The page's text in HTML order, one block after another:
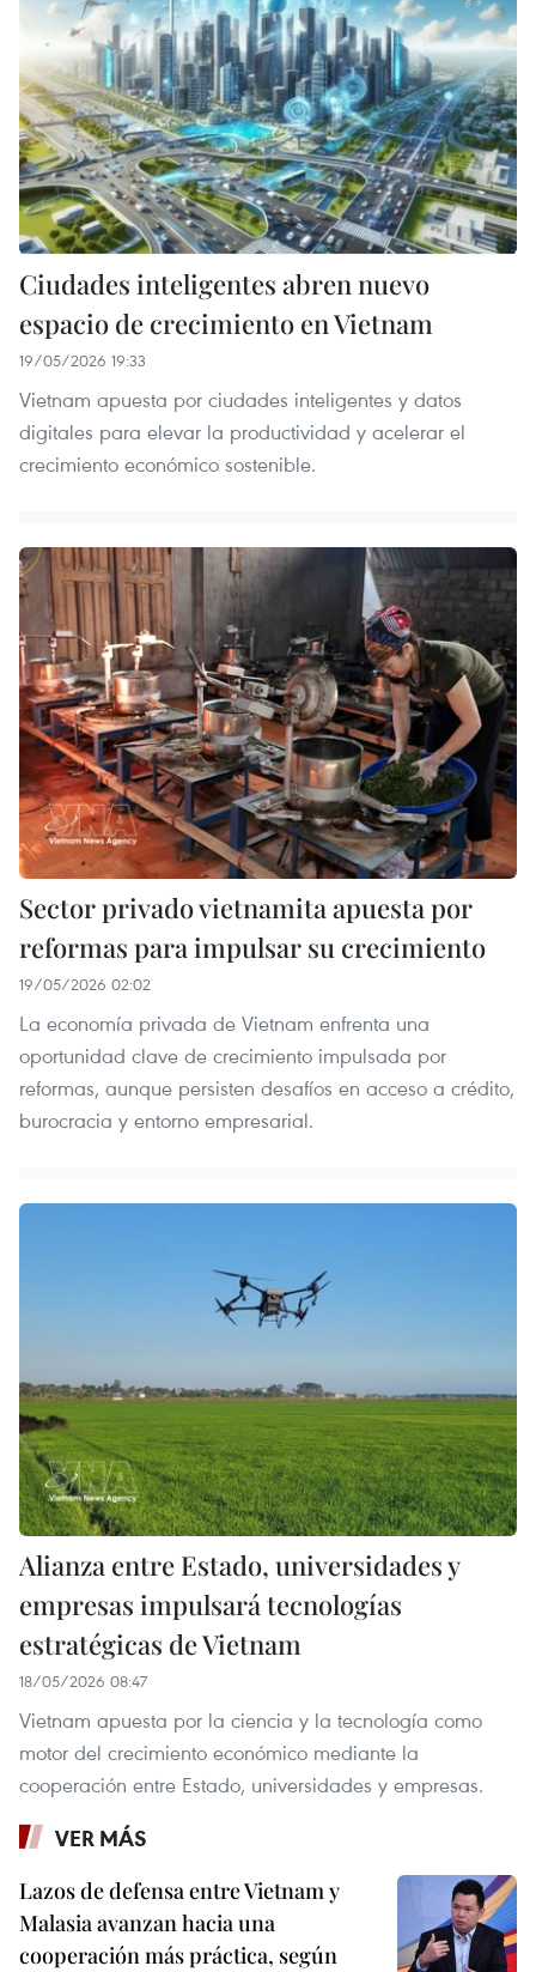
Ciudades inteligentes abren nuevo
espacio de crecimiento en Vietnam
19/05/2026 19:33
Vietnam apuesta por ciudades inteligentes y datos
digitales para elevar la productividad y acelerar el
crecimiento económico sostenible.
Sector privado vietnamita apuesta por
reformas para impulsar su crecimiento
19/05/2026 02:02
La economía privada de Vietnam enfrenta una
oportunidad clave de crecimiento impulsada por
reformas, aunque persisten desafíos en acceso a crédito,
burocracia y entorno empresarial.
Alianza entre Estado, universidades y
empresas impulsará tecnologías
estratégicas de Vietnam
18/05/2026 08:47
Vietnam apuesta por la ciencia y la tecnología como
motor del crecimiento económico mediante la
cooperación entre Estado, universidades y empresas.
VER MÁS
Lazos de defensa entre Vietnam y
Malasia avanzan hacia una
cooperación más práctica, según